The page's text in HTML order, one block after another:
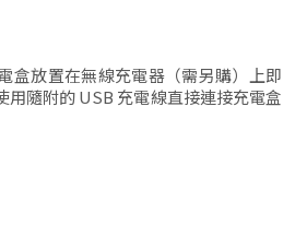
盒放置在無線充電器（需另購）上即
隨附的 USB 充電線直接連接充電盒